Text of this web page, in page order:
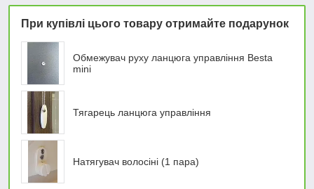
При купівлі цього товару отримайте подарунок
Обмежувач руху ланцюга управління Besta
mini
Тягарець ланцюга управління
Натягувач волосіні (1 пара)